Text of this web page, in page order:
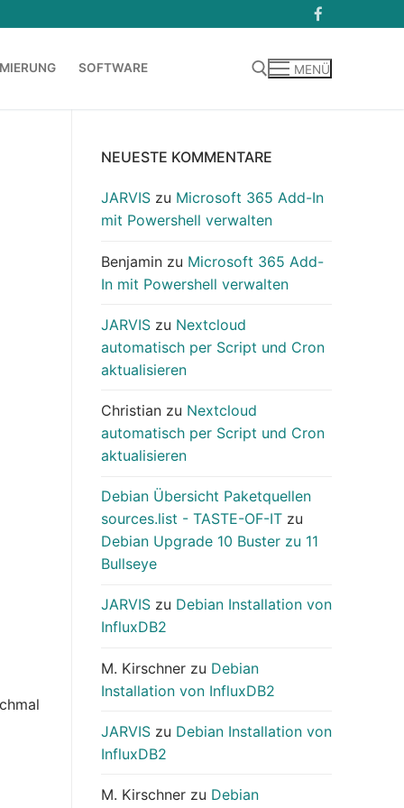
SOFTWARE MENÜ
NEUESTE KOMMENTARE
JARVIS zu Microsoft 365 Add-In
mit Powershell verwalten
Benjamin zu Microsoft 365 Add-
In mit Powershell verwalten
JARVIS zu Nextcloud
automatisch per Script und Cron
aktualisieren
Christian zu Nextcloud
automatisch per Script und Cron
aktualisieren
Debian Übersicht Paketquellen
sources.list - TASTE-OF-IT zu
Debian Upgrade 10 Buster zu 11
Bullseye
JARVIS zu Debian Installation von
InfluxDB2
M. Kirschner zu Debian
Installation von InfluxDB2
JARVIS zu Debian Installation von
InfluxDB2
M. Kirschner zu Debian